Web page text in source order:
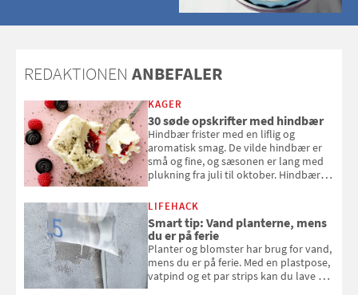
REDAKTIONEN ANBEFALER
KAGER
30 søde opskrifter med hindbær
Hindbær frister med en liflig og
aromatisk smag. De vilde hindbær er
små og fine, og sæsonen er lang med
plukning fra juli til oktober. Hindbær
kan bruge dine hindbær i alt fra
bagværk og salater til is og syltning.
LIFEHACK
Smart tip: Vand planterne, mens
du er på ferie
Planter og blomster har brug for vand,
mens du er på ferie. Med en plastpose,
vatpind og et par strips kan du lave dit